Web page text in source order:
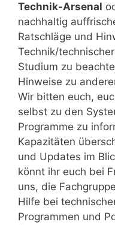
Technik-Arsenal
nachhaltig
Ratschläge und
Technik/
Studium zu
Hinweise zu
Wir bitten euch,
selbst zu den
Programme zu
Kapazitäten
und Updates im
könnt ihr euch bei
uns, die
Hilfe bei
Programmen und